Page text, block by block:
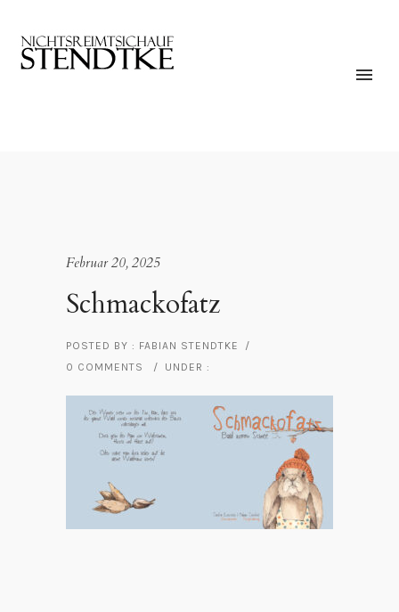
Februar 20, 2025
Schmackofatz
POSTED BY : FABIAN STENDTKE
/
0 COMMENTS
/ UNDER :